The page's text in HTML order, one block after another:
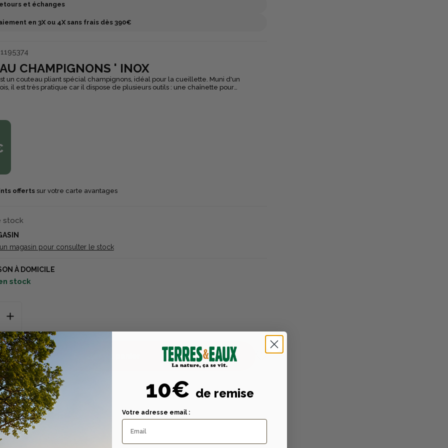
et échanges
en 3X ou 4X sans frais dès 390€
1195374
CHAMPIGNONS ' INOX
un couteau pliant spécial champignons, idéal pour la cueillette. Muni d'un
il est très pratique car il dispose de plusieurs outils : une chaînette pour
un grattoir, une lame et un pinceau. Il vous accompagnera donc dans
a été inscrite sur le manche afin de toujours avec un élément de mesure à portée
offerts sur votre carte avantages
stock
magasin pour consulter le stock
À DOMICILE
stock
Caractéristiques techniques
10€ de remise
Votre adresse email :